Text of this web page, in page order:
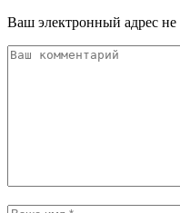
Ваш электронный адрес не